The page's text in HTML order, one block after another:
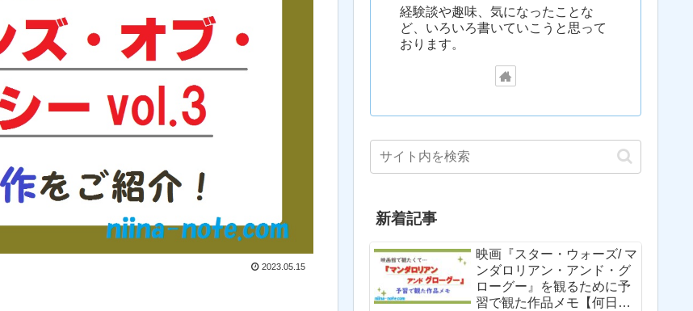
2023.05.15
経験談や趣味、気になったことな
ど、いろいろ書いていこうと思って
おります。
新着記事
映画『スター・ウォーズ/ マ
ンダロリアン・アンド・グ
ローグー』を観るために予
習で観た作品メモ【何日掛